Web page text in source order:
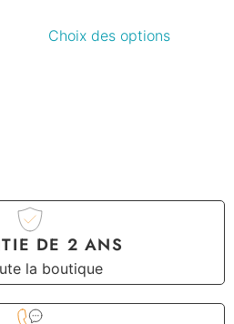
Choix des options
DE 2 ANS
la boutique